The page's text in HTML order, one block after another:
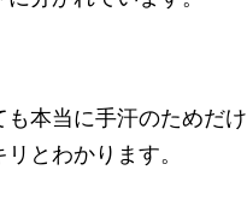
も本当に手汗のためだ
とわかります。